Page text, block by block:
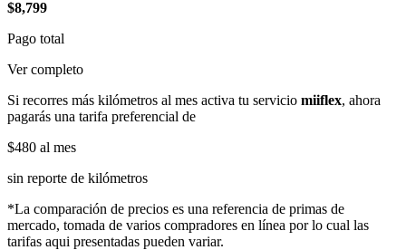
$8,799
Pago total
Ver completo
Si recorres más kilómetros al mes activa tu servicio miiflex, ahora
pagarás una tarifa preferencial de
$480 al mes
sin reporte de kilómetros
*La comparación de precios es una referencia de primas de
mercado, tomada de varios compradores en línea por lo cual las
tarifas aqui presentadas pueden variar.